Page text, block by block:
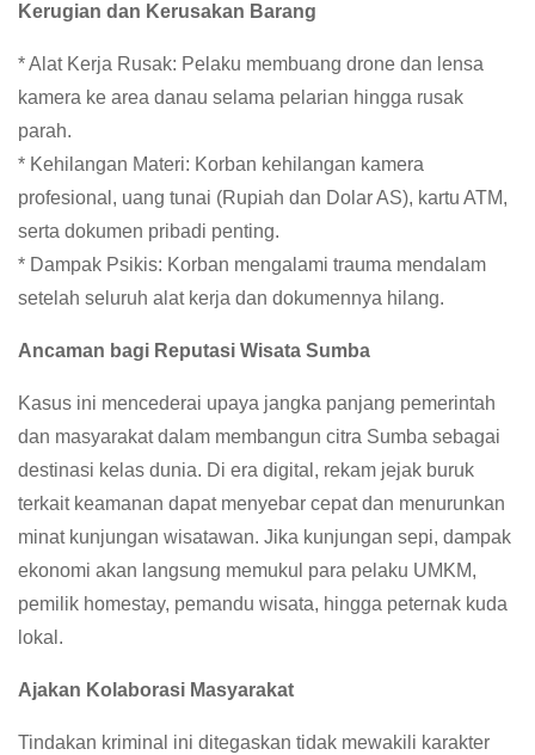
Kerugian dan Kerusakan Barang
* Alat Kerja Rusak: Pelaku membuang drone dan lensa
kamera ke area danau selama pelarian hingga rusak
parah.
* Kehilangan Materi: Korban kehilangan kamera
profesional, uang tunai (Rupiah dan Dolar AS), kartu ATM,
serta dokumen pribadi penting.
* Dampak Psikis: Korban mengalami trauma mendalam
setelah seluruh alat kerja dan dokumennya hilang.
Ancaman bagi Reputasi Wisata Sumba
Kasus ini mencederai upaya jangka panjang pemerintah
dan masyarakat dalam membangun citra Sumba sebagai
destinasi kelas dunia. Di era digital, rekam jejak buruk
terkait keamanan dapat menyebar cepat dan menurunkan
minat kunjungan wisatawan. Jika kunjungan sepi, dampak
ekonomi akan langsung memukul para pelaku UMKM,
pemilik homestay, pemandu wisata, hingga peternak kuda
lokal.
Ajakan Kolaborasi Masyarakat
Tindakan kriminal ini ditegaskan tidak mewakili karakter